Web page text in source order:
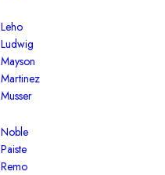
Leho
Ludwig
Mayson
Martinez
Musser
Noble
Paiste
Remo